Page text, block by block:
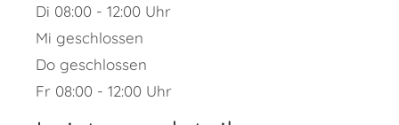
Di 08:00 - 12:00 Uhr
Mi geschlossen
Do geschlossen
Fr 08:00 - 12:00 Uhr